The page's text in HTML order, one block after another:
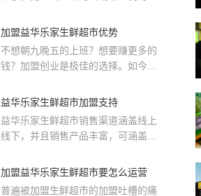
生鲜超市有不少，生意都不错，消费
一个高频、刚需的项目，生鲜计生鲜
超市连锁加盟项目可以带来更大的商
加盟益华乐家生鲜超市优势
不想朝九晚五的上班？想要赚更多的
钱？加盟创业是极佳的选择。如今，
脖满，你是不是也心动了呢？如果
面前——加盟益华乐家生鲜超市。
益华乐家生鲜超市加盟支持
益华乐家生鲜超市销售渠道涵盖线上
线下，并且销售产品丰富，可涵盖百
加盟益华乐家生鲜超市要怎么运营
普遍被加盟生鲜超市的加盟吐槽的痛